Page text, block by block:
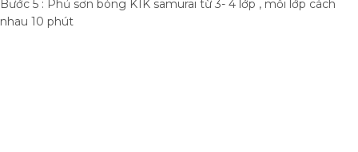
Bước 5 : Phủ sơn bóng K1K samurai từ 3- 4 lớp , mỗi lớp cách
nhau 10 phút